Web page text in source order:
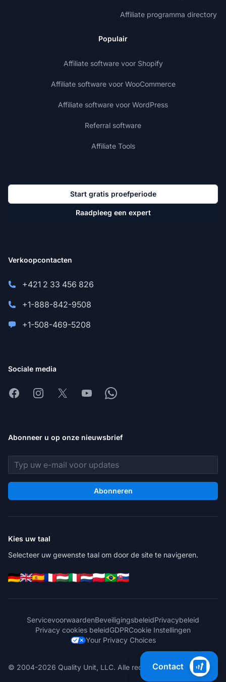
Affiliate programma directory
Populair
Affiliate software voor Shopify
Affiliate software voor WooCommerce
Affiliate software voor WordPress
Referral software
Affiliate Tools
Start gratis proefperiode
Raadpleeg een expert
Verkoopcontacten
+421 2 33 456 826
+1-888-842-9508
+1-508-469-5208
Sociale media
FacebookInstagram
X YoutubeWhatsapp
Abonneer u op onze nieuwsbrief
E-mailadres
Abonneren
Kies uw taal
Selecteer uw gewenste taal om door de site te navigeren.
ServicevoorwaardenBeveiligingsbeleidPrivacybeleid
Privacy cookies beleidGDPRCookie Instellingen
Your Privacy Choices
© 2004-2026 Quality Unit, LLC. Alle rechten voorbehouden.
Contact